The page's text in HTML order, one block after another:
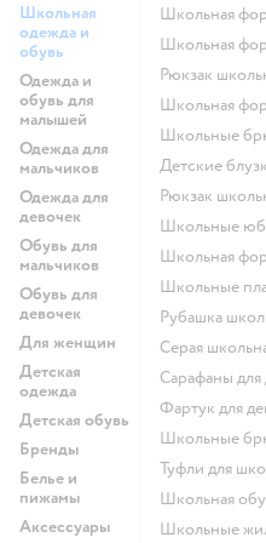
Школьная
одежда и
обувь
Одежда и
обувь для
малышей
Одежда для
мальчиков
Одежда для
девочек
Обувь для
мальчиков
Обувь для
девочек
Для женщин
Детская
одежда
Детская обувь
Бренды
Белье и
пижамы
Аксессуары
Школьная
Школьная
Рюкзак
Школьная
Школьные
Детские
Рюкзак
Школьные
Школьная
Школьные
Рубашка
Серая
Сарафаны
Фартук для
Школьные
Туфли для
Школьная
Школьные